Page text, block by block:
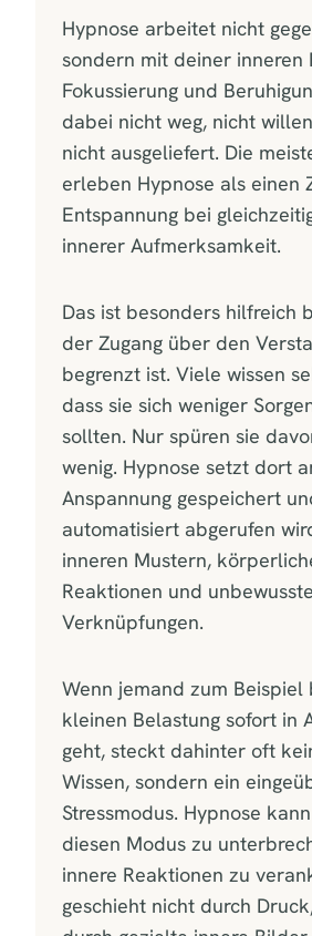
Hypnose arbeitet nicht
sondern mit deiner inneren
Fokussierung und
dabei nicht weg, nicht
nicht ausgeliefert. Die
erleben Hypnose als einen
Entspannung bei
innerer Aufmerksamkeit.
Das ist besonders hilfreich
der Zugang über den
begrenzt ist. Viele wissen
dass sie sich weniger
sollten. Nur spüren sie
wenig. Hypnose setzt dort
Anspannung gespeichert
automatisiert abgerufen
inneren Mustern,
Reaktionen und
Verknüpfungen.
Wenn jemand zum Beispiel
kleinen Belastung sofort in
geht, steckt dahinter oft
Wissen, sondern ein
Stressmodus. Hypnose
diesen Modus zu
innere Reaktionen zu
geschieht nicht durch